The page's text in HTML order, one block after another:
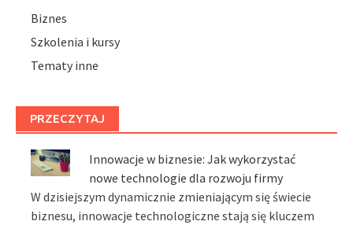
Biznes
Szkolenia i kursy
Tematy inne
PRZECZYTAJ
Innowacje w biznesie: Jak wykorzystać
nowe technologie dla rozwoju firmy
W dzisiejszym dynamicznie zmieniającym się świecie
biznesu, innowacje technologiczne stają się kluczem